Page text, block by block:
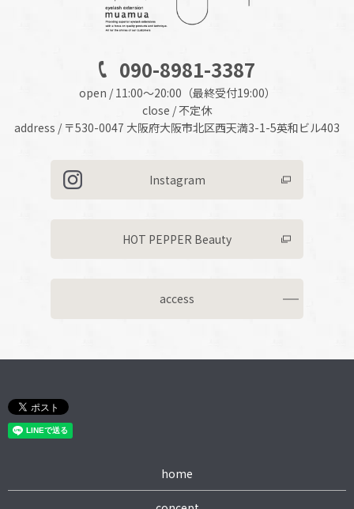
090-8981-3387
open / 11:00～20:00（最終受付19:00）
close / 不定休
address / 〒530-0047 大阪府大阪市北区西天満3-1-5英和ビル403
Instagram
HOT PEPPER Beauty
access
home